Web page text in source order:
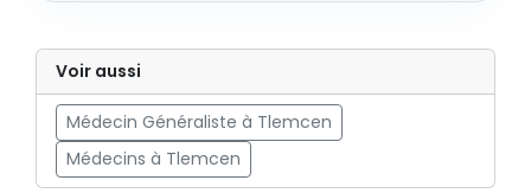
Voir aussi
Médecin Généraliste à Tlemcen
Médecins à Tlemcen